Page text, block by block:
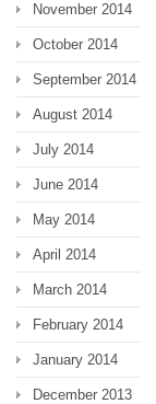
November 2014
October 2014
September 2014
August 2014
July 2014
June 2014
May 2014
April 2014
March 2014
February 2014
January 2014
December 2013